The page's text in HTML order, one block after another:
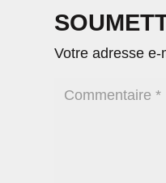
Votre adresse